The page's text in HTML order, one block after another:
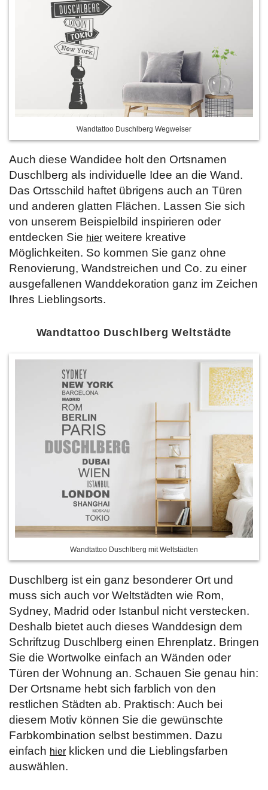
Wandtattoo Duschlberg Wegweiser
Auch diese Wandidee holt den Ortsnamen
Duschlberg als individuelle Idee an die Wand.
Das Ortsschild haftet übrigens auch an Türen
und anderen glatten Flächen. Lassen Sie sich
von unserem Beispielbild inspirieren oder
entdecken Sie hier weitere kreative
Möglichkeiten. So kommen Sie ganz ohne
Renovierung, Wandstreichen und Co. zu einer
ausgefallenen Wanddekoration ganz im Zeichen
Ihres Lieblingsorts.
Wandtattoo Duschlberg Weltstädte
Wandtattoo Duschlberg mit Weltstädten
Duschlberg ist ein ganz besonderer Ort und
muss sich auch vor Weltstädten wie Rom,
Sydney, Madrid oder Istanbul nicht verstecken.
Deshalb bietet auch dieses Wanddesign dem
Schriftzug Duschlberg einen Ehrenplatz. Bringen
Sie die Wortwolke einfach an Wänden oder
Türen der Wohnung an. Schauen Sie genau hin:
Der Ortsname hebt sich farblich von den
restlichen Städten ab. Praktisch: Auch bei
diesem Motiv können Sie die gewünschte
Farbkombination selbst bestimmen. Dazu
einfach hier klicken und die Lieblingsfarben
auswählen.